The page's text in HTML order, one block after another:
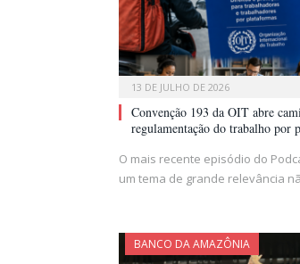
13 DE JULHO DE 2026
Convenção 193 da OIT abre
regulamentação do trabalho por
O mais recente episódio do
um tema de grande relevância
BANCO DA AMAZÔNIA